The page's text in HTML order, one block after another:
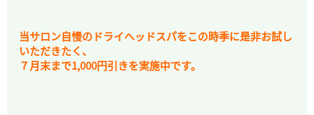
当サロン自慢のドライヘッドスパをこの時季に是非お試し
いただきたく、
７月末まで1,000円引きを実施中です。